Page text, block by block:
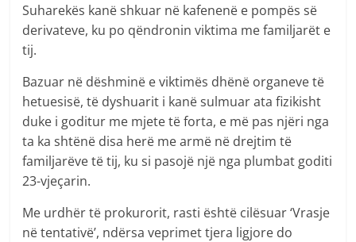
Suharekës kanë shkuar në kafenenë e pompës së
derivateve, ku po qëndronin viktima me familjarët e
tij.
Bazuar në dëshminë e viktimës dhënë organeve të
hetuesisë, të dyshuarit i kanë sulmuar ata fizikisht
duke i goditur me mjete të forta, e më pas njëri nga
ta ka shtënë disa herë me armë në drejtim të
familjarëve të tij, ku si pasojë një nga plumbat goditi
23-vjeçarin.
Me urdhër të prokurorit, rasti është cilësuar ‘Vrasje
në tentativë’, ndërsa veprimet tjera ligjore do